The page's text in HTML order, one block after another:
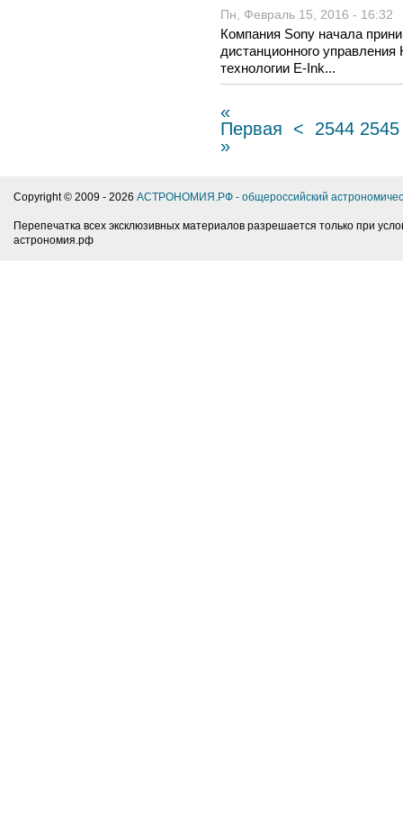
Пн, Февраль 15, 2016 - 16:32
Компания Sony начала
дистанционного
технологии E-Ink...
«
Первая
< 2544 2545
»
Copyright © 2009 - 2026 АСТРОНОМИЯ.РФ - общероссийский
Перепечатка всех эксклюзивных материалов разрешается только при
астрономия.рф